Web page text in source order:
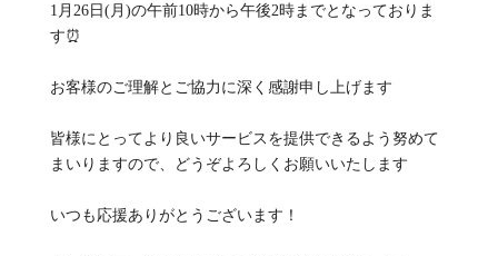
1月26日(月)の午前10時から午後2時までとなっておりま
す⏰
お客様のご理解とご協力に深く感謝申し上げます
皆様にとってより良いサービスを提供できるよう努めて
まいりますので、どうぞよろしくお願いいたします
いつも応援ありがとうございます！